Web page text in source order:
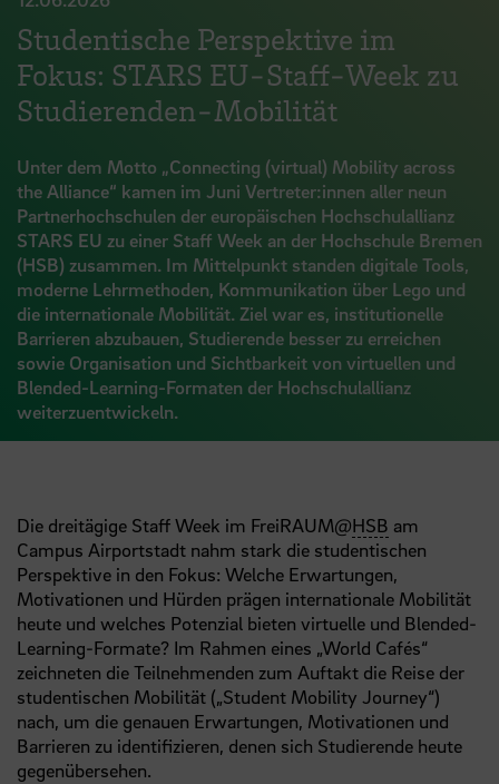
Studentische Perspektive im
Fokus: STARS EU-Staff-Week zu
Studierenden-Mobilität
Unter dem Motto „Connecting (virtual) Mobility across
the Alliance“ kamen im Juni Vertreter:innen aller neun
Partnerhochschulen der europäischen Hochschulallianz
STARS EU zu einer Staff Week an der Hochschule Bremen
(HSB) zusammen. Im Mittelpunkt standen digitale Tools,
moderne Lehrmethoden, Kommunikation über Lego und
die internationale Mobilität. Ziel war es, institutionelle
Barrieren abzubauen, Studierende besser zu erreichen
sowie Organisation und Sichtbarkeit von virtuellen und
Blended-Learning-Formaten der Hochschulallianz
weiterzuentwickeln.
Die dreitägige Staff Week im FreiRAUM@HSB am
Campus Airportstadt nahm stark die studentischen
Perspektive in den Fokus: Welche Erwartungen,
Motivationen und Hürden prägen internationale Mobilität
heute und welches Potenzial bieten virtuelle und Blended-
Learning-Formate? Im Rahmen eines „World Cafés“
zeichneten die Teilnehmenden zum Auftakt die Reise der
studentischen Mobilität („Student Mobility Journey“)
nach, um die genauen Erwartungen, Motivationen und
Barrieren zu identifizieren, denen sich Studierende heute
gegenübersehen.